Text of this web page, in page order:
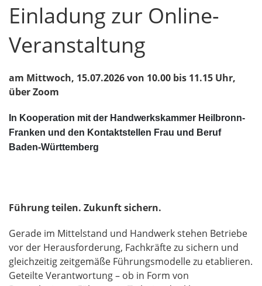
Einladung zur Online-
Veranstaltung
am Mittwoch, 15.07.2026 von 10.00 bis 11.15 Uhr,
über Zoom
In Kooperation mit der Handwerkskammer Heilbronn-
Franken und den Kontaktstellen Frau und Beruf
Baden-Württemberg
Führung teilen. Zukunft sichern.
Gerade im Mittelstand und Handwerk stehen Betriebe
vor der Herausforderung, Fachkräfte zu sichern und
gleichzeitig zeitgemäße Führungsmodelle zu etablieren.
Geteilte Verantwortung – ob in Form von